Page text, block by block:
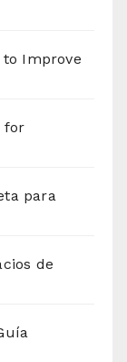
to Improve
for
para
de